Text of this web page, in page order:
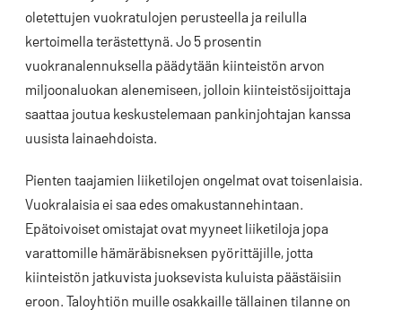
oletettujen vuokratulojen perusteella ja reilulla
kertoimella terästettynä. Jo 5 prosentin
vuokranalennuksella päädytään kiinteistön arvon
miljoonaluokan alenemiseen, jolloin kiinteistösijoittaja
saattaa joutua keskustelemaan pankinjohtajan kanssa
uusista lainaehdoista.
Pienten taajamien liiketilojen ongelmat ovat toisenlaisia.
Vuokralaisia ei saa edes omakustannehintaan.
Epätoivoiset omistajat ovat myyneet liiketiloja jopa
varattomille hämäräbisneksen pyörittäjille, jotta
kiinteistön jatkuvista juoksevista kuluista päästäisiin
eroon. Taloyhtiön muille osakkaille tällainen tilanne on